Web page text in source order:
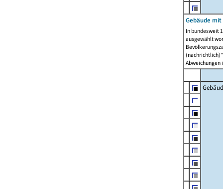
Gebäude
In bundesweit
ausgewählt
Abweichungen